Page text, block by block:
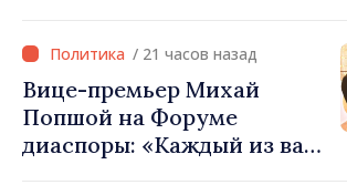
фонды для инвестиций.
Игорь Гросу: «Важно
преодолеть препятствия и
дать населённым пунктам
шанс развиваться»
/ 21 часов назад
Вице-премьер Михай
Попшой на Форуме
диаспоры: «Каждый из вас